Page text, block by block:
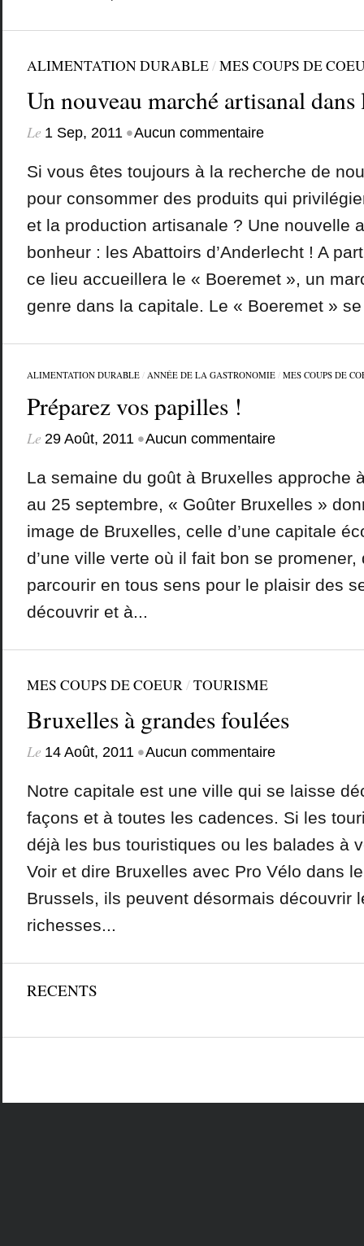
ALIMENTATION DURABLE/MES COUPS DE
Un nouveau marché artisanal dans
Le 1 Sep, 2011 •Aucun commentaire
Si vous êtes toujours à la recherche de
pour consommer des produits qui
et la production artisanale ? Une nouvelle
bonheur : les Abattoirs d’Anderlecht ! A
ce lieu accueillera le « Boeremet », un
genre dans la capitale. Le « Boeremet »
ALIMENTATION DURABLE/ ANNÉE DE LA GASTRONOMIE/ MES COUPS DE
Préparez vos papilles !
Le 29 Août, 2011 •Aucun commentaire
La semaine du goût à Bruxelles approche
au 25 septembre, « Goûter Bruxelles »
image de Bruxelles, celle d’une capitale
d’une ville verte où il fait bon se promener,
parcourir en tous sens pour le plaisir des
découvrir et à...
MES COUPS DE COEUR/TOURISME
Bruxelles à grandes foulées
Le 14 Août, 2011 •Aucun commentaire
Notre capitale est une ville qui se laisse
façons et à toutes les cadences. Si les
déjà les bus touristiques ou les balades à
Voir et dire Bruxelles avec Pro Vélo dans
Brussels, ils peuvent désormais découvrir
richesses...
RECENTS